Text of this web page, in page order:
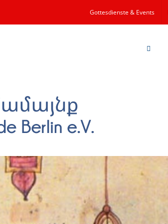
Gottesdienste & Events